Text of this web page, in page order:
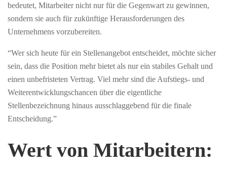
bedeutet, Mitarbeiter nicht nur für die Gegenwart zu gewinnen,
sondern sie auch für zukünftige Herausforderungen des
Unternehmens vorzubereiten.
“Wer sich heute für ein Stellenangebot entscheidet, möchte sicher
sein, dass die Position mehr bietet als nur ein stabiles Gehalt und
einen unbefristeten Vertrag. Viel mehr sind die Aufstiegs- und
Weiterentwicklungschancen über die eigentliche
Stellenbezeichnung hinaus ausschlaggebend für die finale
Entscheidung.”
Wert von Mitarbeitern: